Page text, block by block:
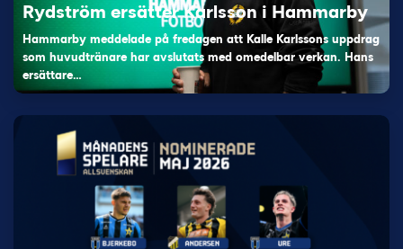
Rydström ersätter Karlsson i Hammarby
Hammarby meddelade på fredagen att Kalle Karlssons uppdrag
som huvudtränare har avslutats med omedelbar verkan. Hans
ersättare…